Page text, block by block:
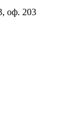
оф. 203